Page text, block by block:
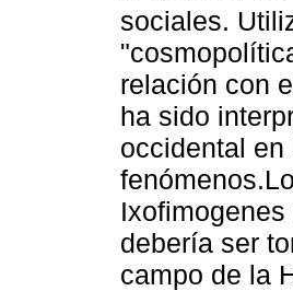
sociales.
relación con
ha sido
occidental
debería ser
campo de la